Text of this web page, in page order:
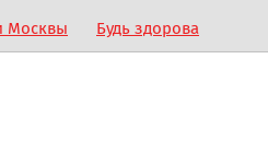
Москвы Будь здорова